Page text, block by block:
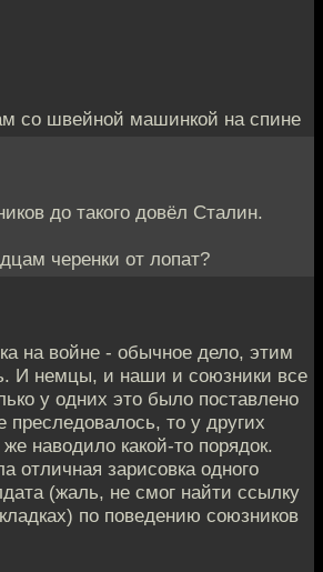
со швейной машинкой на спине
до такого довёл Сталин.
черенки от лопат?
на войне - обычное дело, этим
И немцы, и наши и союзники все
у одних это было поставлено
преследовалось, то у других
наводило какой-то порядок.
отличная зарисовка одного
(жаль, не смог найти ссылку
по поведению союзников